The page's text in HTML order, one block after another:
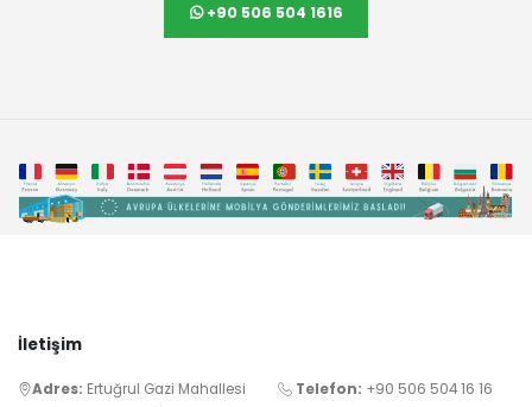
+90 506 504 1616
İletişim
Adres: Ertuğrul Gazi Mahallesi
Telefon: +90 506 504 16 16